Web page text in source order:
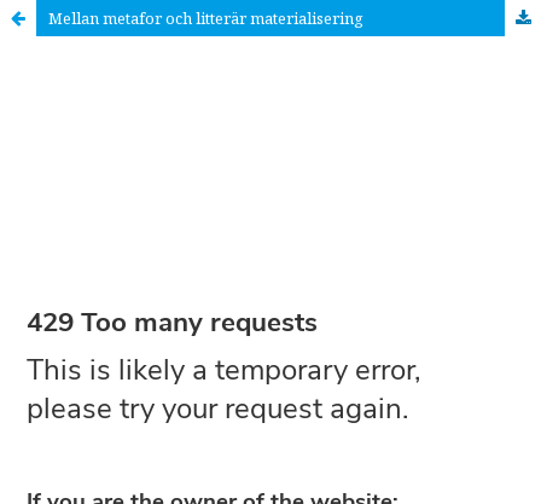
Mellan metafor och litterär materialisering